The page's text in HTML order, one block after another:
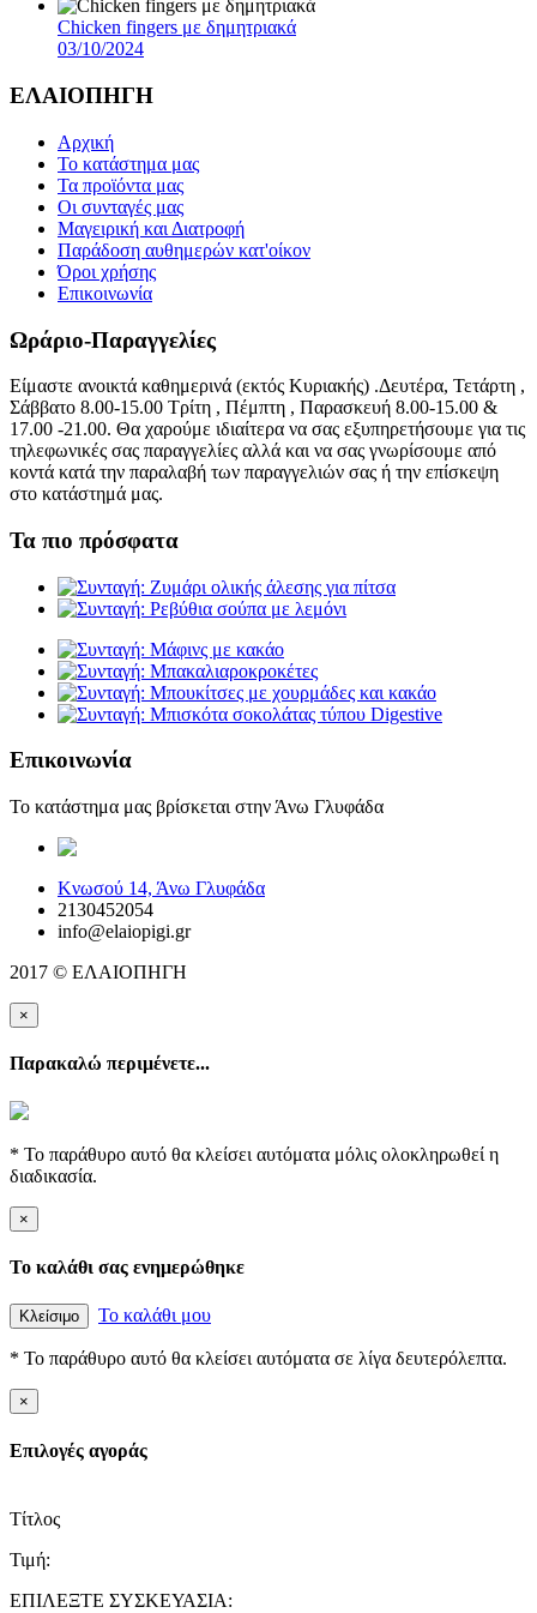
Chicken fingers με δημητριακά
03/10/2024
ΕΛΑΙΟΠΗΓΗ
Αρχική
Το κατάστημα μας
Τα προϊόντα μας
Οι συνταγές μας
Μαγειρική και Διατροφή
Παράδοση αυθημερών κατ'οίκον
Όροι χρήσης
Επικοινωνία
Ωράριο-Παραγγελίες
Είμαστε ανοικτά καθημερινά (εκτός Κυριακής) .Δευτέρα, Τετάρτη ,
Σάββατο 8.00-15.00 Τρίτη , Πέμπτη , Παρασκευή 8.00-15.00 &
17.00 -21.00. Θα χαρούμε ιδιαίτερα να σας εξυπηρετήσουμε για τις
τηλεφωνικές σας παραγγελίες αλλά και να σας γνωρίσουμε από
κοντά κατά την παραλαβή των παραγγελιών σας ή την επίσκεψη
στο κατάστημά μας.
Τα πιο πρόσφατα
Επικοινωνία
Το κατάστημα μας βρίσκεται στην Άνω Γλυφάδα
Κνωσού 14, Άνω Γλυφάδα
2130452054
info@elaiopigi.gr
2017 © ΕΛΑΙΟΠΗΓΗ
×
Παρακαλώ περιμένετε...
* Το παράθυρο αυτό θα κλείσει αυτόματα μόλις ολοκληρωθεί η
διαδικασία.
×
Το καλάθι σας ενημερώθηκε
Κλείσιμο Το καλάθι μου
* Το παράθυρο αυτό θα κλείσει αυτόματα σε λίγα δευτερόλεπτα.
×
Επιλογές αγοράς
Τίτλος
Τιμή:
ΕΠΙΛΕΞΤΕ ΣΥΣΚΕΥΑΣΙΑ: